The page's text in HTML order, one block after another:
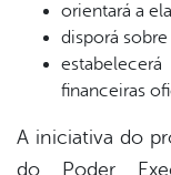
orientará a
disporá
financeiras
A iniciativa do
do Poder